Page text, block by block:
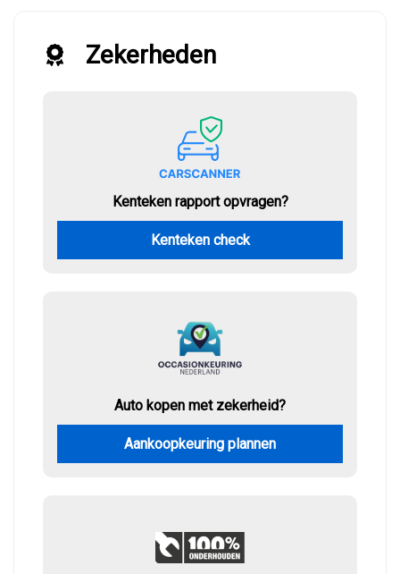
Zekerheden
Kenteken rapport opvragen?
Kenteken check
Auto kopen met zekerheid?
Aankoopkeuring plannen